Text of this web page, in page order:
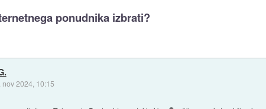
ponudnika izbrati?
nov 2024, 10:15